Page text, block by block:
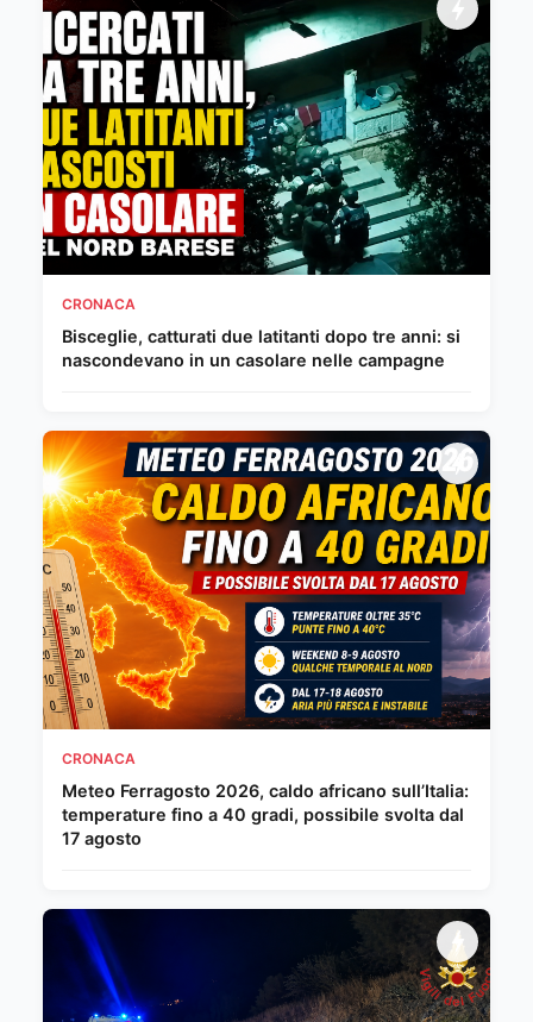
CRONACA
Bisceglie, catturati due latitanti dopo tre anni: si
nascondevano in un casolare nelle campagne
CRONACA
Meteo Ferragosto 2026, caldo africano sull’Italia:
temperature fino a 40 gradi, possibile svolta dal
17 agosto